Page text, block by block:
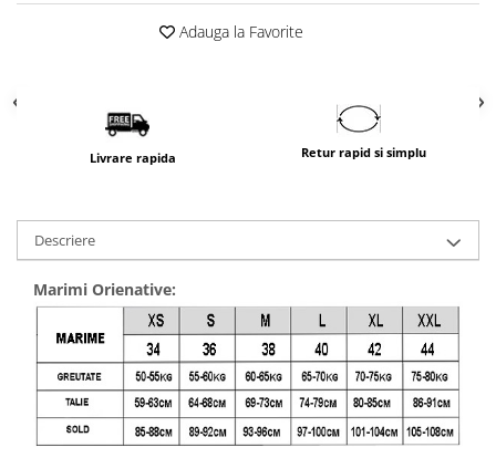
Adauga la Favorite
Livrare rapida Retur rapid si simplu
Descriere
Marimi Orienative: